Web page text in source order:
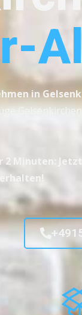
in
2 Minuten: Jetzt